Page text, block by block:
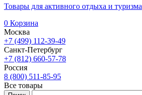
Товары для активного отдыха и туризма
0 Корзина
Москва
+7 (499) 112-39-49
Санкт-Петербург
+7 (812) 660-57-78
Россия
8 (800) 511-85-95
Все товары